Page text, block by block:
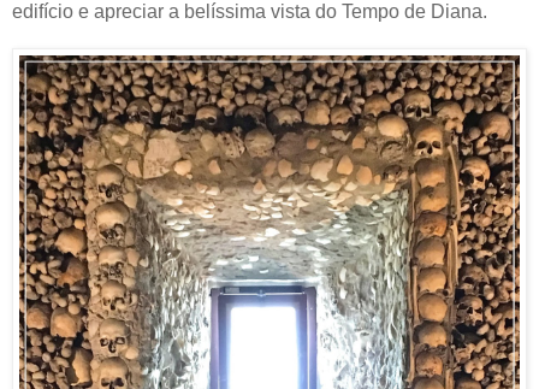
edifício e apreciar a belíssima vista do Tempo de Diana.